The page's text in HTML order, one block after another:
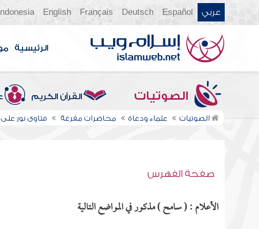
عربي Español
Deutsch
Français
English
Indonesia
الرئيسية
الصوتيات القرآن الكريم
الصوتيات علماء ودعاة محاضرات مفرغة فتاوى نور على
صفحة الفهرس
الأعلام : ( سامح ) مذكور في المواضع التالية